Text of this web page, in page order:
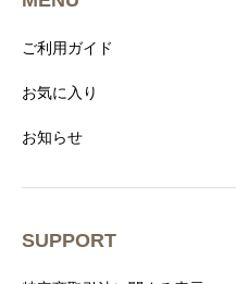
ご利用ガイド
お気に入り
お知らせ
SUPPORT